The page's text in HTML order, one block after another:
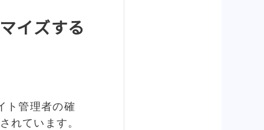
イズする
ト管理者の確
れています。